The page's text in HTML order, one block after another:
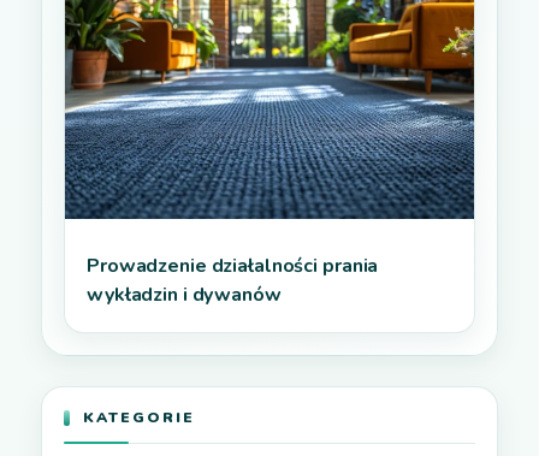
Prowadzenie działalności prania
wykładzin i dywanów
KATEGORIE